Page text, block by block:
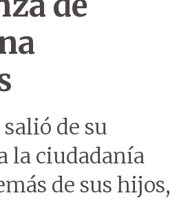
de su
la ciudadanía
de sus hijos,